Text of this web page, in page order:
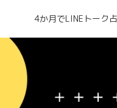
4か月でLINEトーク